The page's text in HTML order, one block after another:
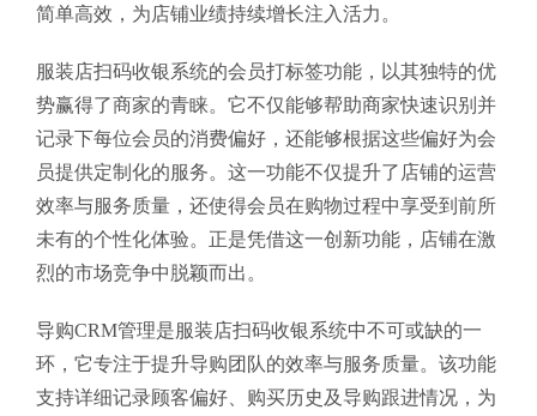
简单高效，为店铺业绩持续增长注入活力。
服装店扫码收银系统的会员打标签功能，以其独特的优
势赢得了商家的青睐。它不仅能够帮助商家快速识别并
记录下每位会员的消费偏好，还能够根据这些偏好为会
员提供定制化的服务。这一功能不仅提升了店铺的运营
效率与服务质量，还使得会员在购物过程中享受到前所
未有的个性化体验。正是凭借这一创新功能，店铺在激
烈的市场竞争中脱颖而出。
导购CRM管理是服装店扫码收银系统中不可或缺的一
环，它专注于提升导购团队的效率与服务质量。该功能
支持详细记录顾客偏好、购买历史及导购跟进情况，为